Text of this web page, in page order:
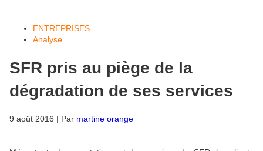
ENTREPRISES
Analyse
SFR pris au piège de la
dégradation de ses services
9 août 2016 | Par martine orange